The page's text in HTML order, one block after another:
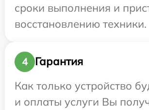
сроки выполнения и
восстановлению техники.
4
Гарантия
Как только устройство
и оплаты услуги Вы